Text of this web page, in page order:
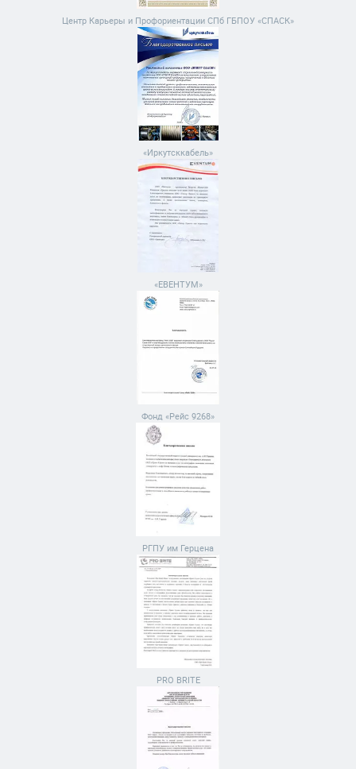
Центр Карьеры и Профориентации СПб ГБПОУ «СПАСК»
«Иркутсккабель»
«ЕВЕНТУМ»
Фонд «Рейс 9268»
РГПУ им Герцена
PRO BRITE